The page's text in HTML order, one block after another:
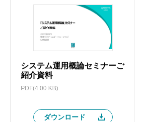
システム運用概論セミナーご
紹介資料
PDF(4.00 KB)
ダウンロード